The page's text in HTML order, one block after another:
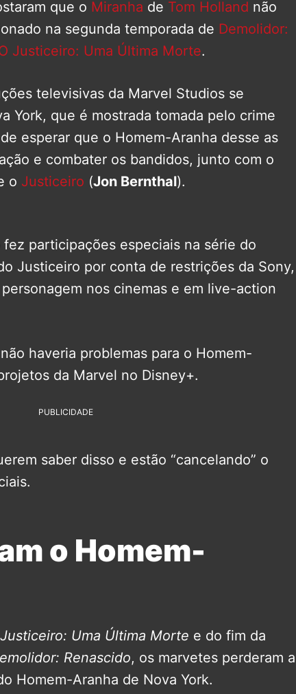
que o Miranha de Tom Holland não
na segunda temporada de Demolidor:
Justiceiro: Uma Última Morte.
televisivas da Marvel Studios se
York, que é mostrada tomada pelo crime
esperar que o Homem-Aranha desse as
e combater os bandidos, junto com o
o Justiceiro (Jon Bernthal).
participações especiais na série do
Justiceiro por conta de restrições da Sony,
nos cinemas e em live-action
haveria problemas para o Homem-
da Marvel no Disney+.
PUBLICIDADE
saber disso e estão “cancelando” o
o Homem-
Uma Última Morte e do fim da
Renascido, os marvetes perderam a
Homem-Aranha de Nova York.